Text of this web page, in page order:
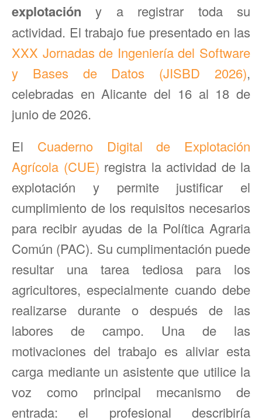
explotación y a registrar toda su
actividad. El trabajo fue presentado en las
XXX Jornadas de Ingeniería del Software
y Bases de Datos (JISBD 2026),
celebradas en Alicante del 16 al 18 de
junio de 2026.
El Cuaderno Digital de Explotación
Agrícola (CUE) registra la actividad de la
explotación y permite justificar el
cumplimiento de los requisitos necesarios
para recibir ayudas de la Política Agraria
Común (PAC). Su cumplimentación puede
resultar una tarea tediosa para los
agricultores, especialmente cuando debe
realizarse durante o después de las
labores de campo. Una de las
motivaciones del trabajo es aliviar esta
carga mediante un asistente que utilice la
voz como principal mecanismo de
entrada: el profesional describiría